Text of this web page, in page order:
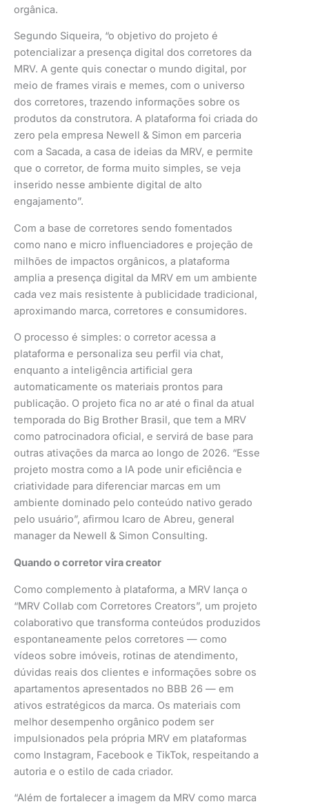
orgânica.
Segundo Siqueira, “o objetivo do projeto é
potencializar a presença digital dos corretores da
MRV. A gente quis conectar o mundo digital, por
meio de frames virais e memes, com o universo
dos corretores, trazendo informações sobre os
produtos da construtora. A plataforma foi criada do
zero pela empresa Newell & Simon em parceria
com a Sacada, a casa de ideias da MRV, e permite
que o corretor, de forma muito simples, se veja
inserido nesse ambiente digital de alto
engajamento”.
Com a base de corretores sendo fomentados
como nano e micro influenciadores e projeção de
milhões de impactos orgânicos, a plataforma
amplia a presença digital da MRV em um ambiente
cada vez mais resistente à publicidade tradicional,
aproximando marca, corretores e consumidores.
O processo é simples: o corretor acessa a
plataforma e personaliza seu perfil via chat,
enquanto a inteligência artificial gera
automaticamente os materiais prontos para
publicação. O projeto fica no ar até o final da atual
temporada do Big Brother Brasil, que tem a MRV
como patrocinadora oficial, e servirá de base para
outras ativações da marca ao longo de 2026. “Esse
projeto mostra como a IA pode unir eficiência e
criatividade para diferenciar marcas em um
ambiente dominado pelo conteúdo nativo gerado
pelo usuário”, afirmou Icaro de Abreu, general
manager da Newell & Simon Consulting.
Quando o corretor vira creator
Como complemento à plataforma, a MRV lança o
“MRV Collab com Corretores Creators”, um projeto
colaborativo que transforma conteúdos produzidos
espontaneamente pelos corretores — como
vídeos sobre imóveis, rotinas de atendimento,
dúvidas reais dos clientes e informações sobre os
apartamentos apresentados no BBB 26 — em
ativos estratégicos da marca. Os materiais com
melhor desempenho orgânico podem ser
impulsionados pela própria MRV em plataformas
como Instagram, Facebook e TikTok, respeitando a
autoria e o estilo de cada criador.
“Além de fortalecer a imagem da MRV como marca